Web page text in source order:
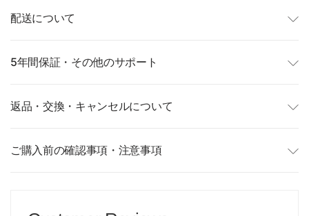
配送について
5年間保証・その他のサポート
返品・交換・キャンセルについて
ご購入前の確認事項・注意事項